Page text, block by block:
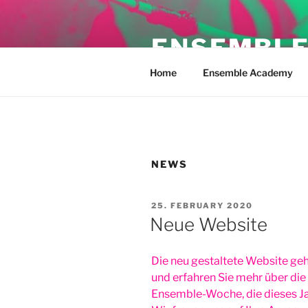
Home Ensemble Academy
NEWS
POSTED
ON
25. FEBRUARY 2020
Neue Website
Die neu gestaltete Website
und erfahren Sie mehr über
Ensemble-Woche, die dieses